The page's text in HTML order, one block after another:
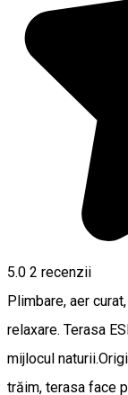
5.0 2 recenzii
Plimbare, aer
relaxare. Terasa
mijlocul
trăim, terasa face